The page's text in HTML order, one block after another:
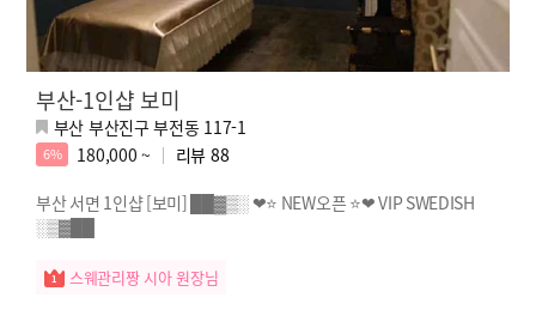
부산-1인샵 보미
부산 부산진구 부전동 117-1
6% 180,000 ~ 리뷰 88
부산 서면 1인샵 [보미] ██▓▒░ ❤⭐ NEW오픈 ⭐❤ VIP SWEDISH
░▒▓██
스웨관리짱 시아 원장님